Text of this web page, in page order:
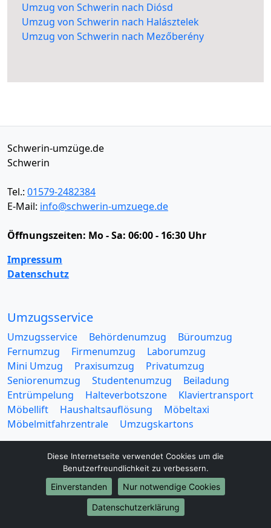
Umzug von Schwerin nach Diósd
Umzug von Schwerin nach Halásztelek
Umzug von Schwerin nach Mezőberény
Schwerin-umzüge.de
Schwerin
Tel.: 01579-2482384
E-Mail: info@schwerin-umzuege.de
Öffnungszeiten: Mo - Sa: 06:00 - 16:30 Uhr
Impressum
Datenschutz
Umzugsservice
Umzugsservice Behördenumzug
Büroumzug
Fernumzug
Firmenumzug
Laborumzug
Mini Umzug
Praxisumzug
Privatumzug
Seniorenumzug
Studentenumzug
Beiladung
Entrümpelung
Halteverbotszone
Klaviertransport
Möbellift
Haushaltsauflösung
Möbeltaxi
Möbelmitfahrzentrale
Umzugskartons
Europa-Umzüge
Diese Internetseite verwendet Cookies um die
Benutzerfreundlichkeit zu verbessern.
Einverstanden
Nur notwendige Cookies
Datenschutzerklärung